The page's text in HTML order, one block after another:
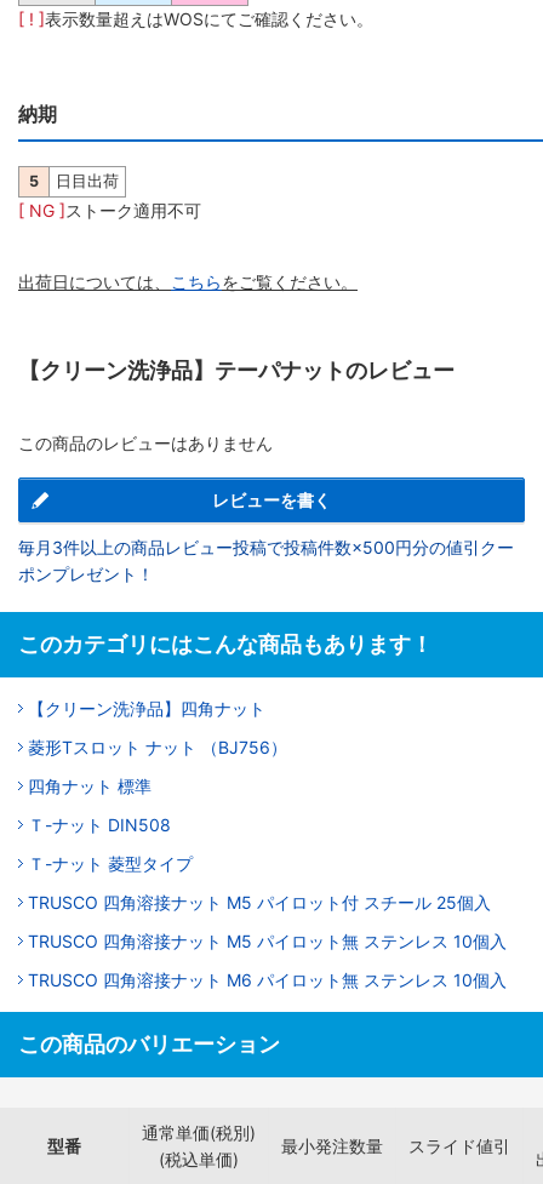
[ ! ]表示数量超えはWOSにてご確認ください。
納期
5 日目出荷
[ NG ]ストーク適用不可
出荷日については、 こちらをご覧ください。
【クリーン洗浄品】テーパナットのレビュー
この商品のレビューはありません
レビューを書く
毎月3件以上の商品レビュー投稿で投稿件数×500円分の値引クー
ポンプレゼント！
このカテゴリにはこんな商品もあります！
【クリーン洗浄品】四角ナット
菱形Tスロット ナット （BJ756）
四角ナット 標準
Ｔ-ナット DIN508
Ｔ-ナット 菱型タイプ
TRUSCO 四角溶接ナット M5 パイロット付 スチール 25個入
TRUSCO 四角溶接ナット M5 パイロット無 ステンレス 10個入
TRUSCO 四角溶接ナット M6 パイロット無 ステンレス 10個入
この商品のバリエーション
型番
通常単価(税別)
(税込単価)
最小発注数量 スライド値引